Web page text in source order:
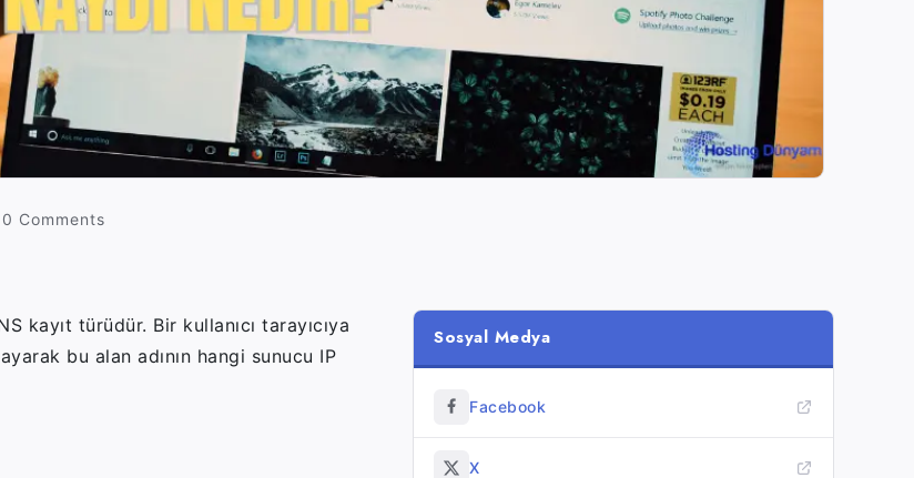
0 Comments
kayıt türüdür. Bir kullanıcı tarayıcıya
bu alan adının hangi sunucu IP
Sosyal Medya
Facebook
X